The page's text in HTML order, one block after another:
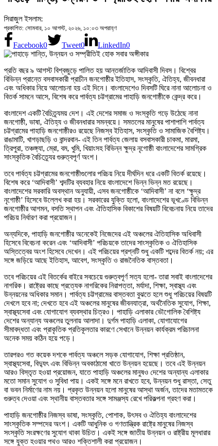
সিরাজুল ইসলাম:
প্রকাশিত: সোমবার, ১০ আগস্ট, ২০২৬, ১০:০৩ অপরাহ্ণ
Facebook0 Tweet0 LinkedIn0
প্রতি বছর ৯ আগস্ট বিশ্বজুড়ে পালিত হয় আন্তর্জাতিক আদিবাসী দিবস। বিশ্বের
বিভিন্ন প্রান্তে বসবাসকারী প্রাচীন জনগোষ্ঠীর ইতিহাস, সংস্কৃতি, ঐতিহ্য, জীবনধারা
এবং অধিকার নিয়ে আলোচনা হয় এই দিনে। বাংলাদেশেও দিবসটি ঘিরে নানা আলোচনা ও
বিতর্ক সামনে আসে, বিশেষ করে পার্বত্য চট্টগ্রামের পাহাড়ি জনগোষ্ঠীকে কেন্দ্র করে।
বাংলাদেশ একটি বৈচিত্র্যময় দেশ। এই দেশের সমাজ ও সংস্কৃতি গড়ে উঠেছে নানা
জনগোষ্ঠী, ভাষা, ঐতিহ্য ও জীবনধারার সমন্বয়ে। সমতলের মানুষের পাশাপাশি পার্বত্য
চট্টগ্রামের পাহাড়ি জনগোষ্ঠীরও রয়েছে নিজস্ব ইতিহাস, সংস্কৃতি ও সামাজিক বৈশিষ্ট্য।
রাঙামাটি, খাগড়াছড়ি ও বান্দরবান- এই তিন পার্বত্য জেলায় বসবাসকারী চাকমা, মারমা,
ত্রিপুরা, তঞ্চঙ্গ্যা, ম্রো, বম, খুমি, খিয়াংসহ বিভিন্ন ক্ষুদ্র নৃগোষ্ঠী বাংলাদেশের সামগ্রিক
সাংস্কৃতিক বৈচিত্র্যের গুরুত্বপূর্ণ অংশ।
তবে পার্বত্য চট্টগ্রামের জনগোষ্ঠীগুলোর পরিচয় নিয়ে দীর্ঘদিন ধরে একটি বিতর্ক রয়েছে।
বিশেষ করে ‘আদিবাসী’ শব্দটির ব্যবহার নিয়ে বাংলাদেশে ভিন্ন ভিন্ন মত রয়েছে।
বাংলাদেশের সরকারি অবস্থান অনুযায়ী, এসব জনগোষ্ঠীকে ‘আদিবাসী’ না বলে ‘ক্ষুদ্র
নৃগোষ্ঠী’ হিসেবে উল্লেখ করা হয়। সরকারের যুক্তি হলো, বাংলাদেশের ভূখণ্ডে বিভিন্ন
জনগোষ্ঠীর আগমন, বসতি স্থাপন এবং ঐতিহাসিক বিকাশের বিষয়টি বিবেচনায় নিয়ে তাদের
পরিচয় নির্ধারণ করা প্রয়োজন।
অন্যদিকে, পাহাড়ি জনগোষ্ঠীর অনেকেই নিজেদের এই অঞ্চলের ঐতিহাসিক অধিবাসী
হিসেবে বিবেচনা করেন এবং ‘আদিবাসী’ পরিচয়কে তাদের সাংস্কৃতিক ও ঐতিহাসিক
অস্তিত্বের অংশ হিসেবে দেখেন। এই পরিচয়ের প্রশ্নটি শুধু একটি শব্দের বিতর্ক নয়; এর
সঙ্গে জড়িয়ে আছে ইতিহাস, আবেগ, সংস্কৃতি ও রাজনৈতিক বাস্তবতা।
তবে পরিচয়ের এই বিতর্কের বাইরে সবচেয়ে গুরুত্বপূর্ণ সত্য হলো- তারা সবাই বাংলাদেশের
নাগরিক। রাষ্ট্রের কাছে প্রত্যেক নাগরিকের নিরাপত্তা, মর্যাদা, শিক্ষা, স্বাস্থ্য এবং
উন্নয়নের অধিকার সমান। পার্বত্য চট্টগ্রামের বাস্তবতা বুঝতে হলে শুধু পরিচয়ের বিষয়টি
দেখলে হবে না; দেখতে হবে এই অঞ্চলের মানুষের জীবনযাত্রা, অর্থনৈতিক সুযোগ, শিক্ষা,
স্বাস্থ্যসেবা এবং যোগাযোগ ব্যবস্থার চিত্রও। পাহাড়ি এলাকার ভৌগোলিক বৈশিষ্ট্য
দেশের অন্যান্য অঞ্চলের তুলনায় আলাদা। দুর্গম পাহাড়ি এলাকা, যোগাযোগের
সীমাবদ্ধতা এবং প্রাকৃতিক প্রতিকূলতার কারণে সেখানে উন্নয়ন কার্যক্রম পরিচালনা
অনেক সময় কঠিন হয়ে পড়ে।
তারপরও গত কয়েক দশকে পার্বত্য অঞ্চলে সড়ক যোগাযোগ, শিক্ষা প্রতিষ্ঠান,
স্বাস্থ্যসেবা, বিদ্যুৎ এবং বিভিন্ন অবকাঠামো খাতে উন্নয়ন হয়েছে। তবে এই উন্নয়ন
আরও বিস্তৃত হওয়া প্রয়োজন, যাতে পাহাড়ি অঞ্চলের মানুষও দেশের অন্যান্য এলাকার
মতো সমান সুযোগ ও সুবিধা পায়। একই সঙ্গে মনে রাখতে হবে, উন্নয়ন শুধু রাস্তা, সেতু
বা ভবন নির্মাণের নাম নয়। প্রকৃত উন্নয়ন হলো মানুষের আস্থা অর্জন, তাদের মতামতকে
গুরুত্ব দেওয়া এবং স্থানীয় বাস্তবতার সঙ্গে সামঞ্জস্য রেখে পরিকল্পনা গ্রহণ করা।
পাহাড়ি জনগোষ্ঠীর নিজস্ব ভাষা, সংস্কৃতি, পোশাক, উৎসব ও ঐতিহ্য বাংলাদেশের
সাংস্কৃতিক সম্পদের অংশ। একটি আধুনিক ও গণতান্ত্রিক রাষ্ট্রে মানুষের নিজস্ব
সংস্কৃতি সংরক্ষণের সুযোগ থাকা উচিত। একই সঙ্গে জাতীয় উন্নয়ন ও রাষ্ট্রীয় মূলধারার
সঙ্গে যুক্ত হওয়ার পথও আরও শক্তিশালী করা প্রয়োজন।